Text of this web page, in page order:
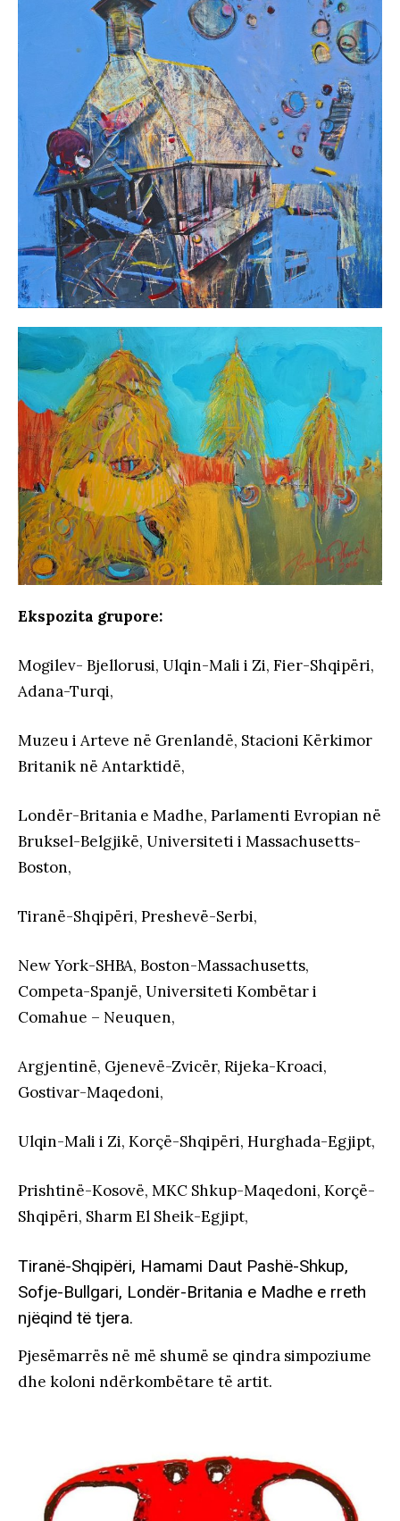
Ekspozita grupore:
Mogilev- Bjellorusi, Ulqin-Mali i Zi, Fier-Shqipëri,
Adana-Turqi,
Muzeu i Arteve në Grenlandë, Stacioni Kërkimor
Britanik në Antarktidë,
Londër-Britania e Madhe, Parlamenti Evropian në
Bruksel-Belgjikë, Universiteti i Massachusetts-
Boston,
Tiranë-Shqipëri, Preshevë-Serbi,
New York-SHBA, Boston-Massachusetts,
Competa-Spanjë, Universiteti Kombëtar i
Comahue – Neuquen,
Argjentinë, Gjenevë-Zvicër, Rijeka-Kroaci,
Gostivar-Maqedoni,
Ulqin-Mali i Zi, Korçë-Shqipëri, Hurghada-Egjipt,
Prishtinë-Kosovë, MKC Shkup-Maqedoni, Korçë-
Shqipëri, Sharm El Sheik-Egjipt,
Tiranë-Shqipëri, Hamami Daut Pashë-Shkup,
Sofje-Bullgari, Londër-Britania e Madhe e rreth
njëqind të tjera.
Pjesëmarrës në më shumë se qindra simpoziume
dhe koloni ndërkombëtare të artit.